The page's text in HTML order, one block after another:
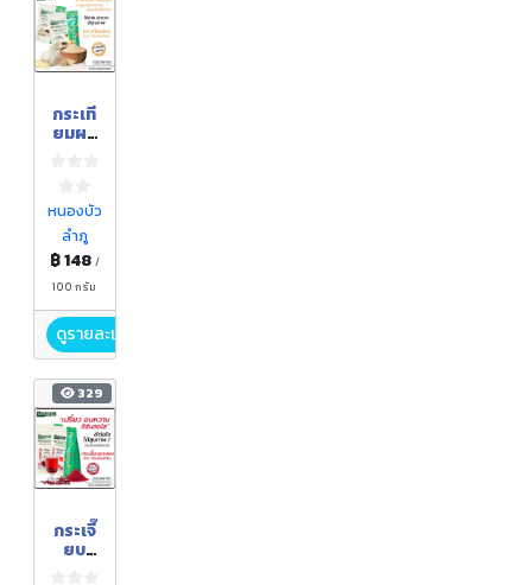
กระเที
ยมผง
ขนาด
100
กรัม
หนองบัว
ลำภู
฿ 148 /
100 กรัม
ดูรายละเอียด
329
กระเจี๊
ยบ